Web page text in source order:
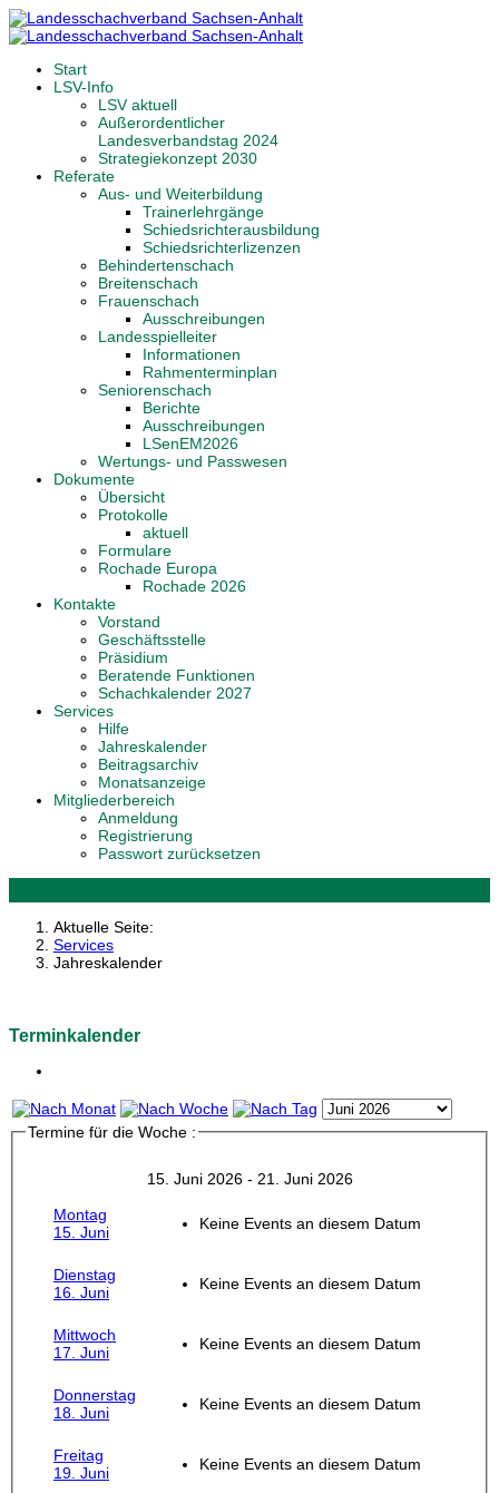
Start
LSV-Info
LSV aktuell
Außerordentlicher
Landesverbandstag 2024
Strategiekonzept 2030
Referate
Aus- und Weiterbildung
Trainerlehrgänge
Schiedsrichterausbildung
Schiedsrichterlizenzen
Behindertenschach
Breitenschach
Frauenschach
Ausschreibungen
Landesspielleiter
Informationen
Rahmenterminplan
Seniorenschach
Berichte
Ausschreibungen
LSenEM2026
Wertungs- und Passwesen
Dokumente
Übersicht
Protokolle
aktuell
Formulare
Rochade Europa
Rochade 2026
Kontakte
Vorstand
Geschäftsstelle
Präsidium
Beratende Funktionen
Schachkalender 2027
Services
Hilfe
Jahreskalender
Beitragsarchiv
Monatsanzeige
Mitgliederbereich
Anmeldung
Registrierung
Passwort zurücksetzen
Aktuelle Seite:
Services
Jahreskalender
Terminkalender
Termine für die Woche :
15. Juni 2026 - 21. Juni 2026
Montag
15. Juni
Keine Events an diesem Datum
Dienstag
16. Juni
Keine Events an diesem Datum
Mittwoch
17. Juni
Keine Events an diesem Datum
Donnerstag
18. Juni
Keine Events an diesem Datum
Freitag
19. Juni
Keine Events an diesem Datum